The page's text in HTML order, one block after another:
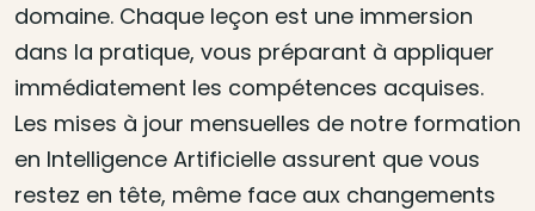
domaine. Chaque leçon est une immersion
dans la pratique, vous préparant à appliquer
immédiatement les compétences acquises.
Les mises à jour mensuelles de notre formation
en Intelligence Artificielle assurent que vous
restez en tête, même face aux changements